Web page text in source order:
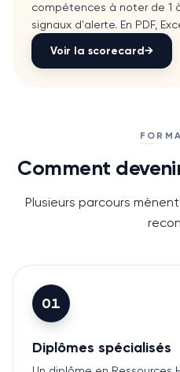
compétences à noter de 1
signaux d'alerte. En PDF,
Voir la scorecard→
Comment
Plusieurs parcours
01
Diplômes spécialisés